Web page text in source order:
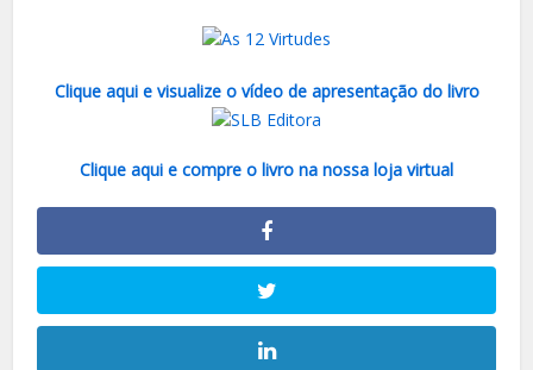
Clique aqui e visualize o vídeo de apresentação do livro
Clique aqui e compre o livro na nossa loja virtual